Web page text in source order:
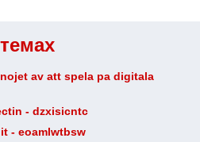
av att spela pa digitala
- dzxisicntc
- eoamlwtbsw